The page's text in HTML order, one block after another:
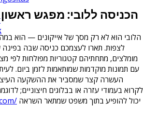
הכניסה ללובי: מפגש
הלובי הוא לא רק מסך של אייקונים — הוא
לצפות. תארו לעצמכם כניסה שבה בפינה
מומלצים, מתחתיהם קטגוריות מפולחות לפי
עם תמונות מוקדמות שמותאמות לזמן ביום.
העשרה קצר שמסביר את ההשקעה
לקרוא בעמודי עזרה או בבלוגים חיצוניים;